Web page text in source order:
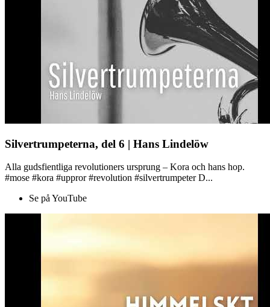
Silvertrumpeterna, del 6 | Hans Lindelöw
Alla gudsfientliga revolutioners ursprung – Kora och hans hop.
#mose #kora #uppror #revolution #silvertrumpeter D...
Se på YouTube